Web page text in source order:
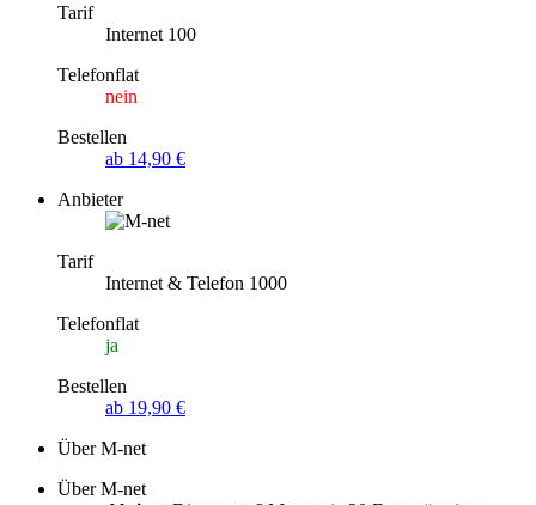
Tarif
Internet 100
Telefonflat
nein
Bestellen
ab 14,90 €
Anbieter
Tarif
Internet & Telefon 1000
Telefonflat
ja
Bestellen
ab 19,90 €
Über M-net
Über M-net